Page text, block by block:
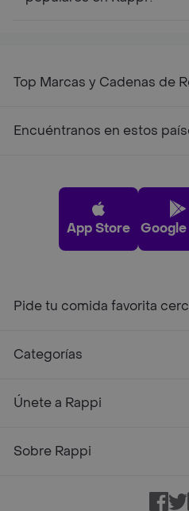
Top Marcas y Cadenas de
Encuéntranos en estos
App Store Google
Pide tu comida favorita
Categorías
Únete a Rappi
Sobre Rappi